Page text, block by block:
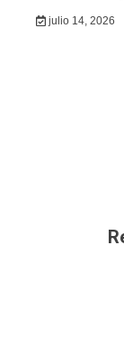
julio 14, 2026